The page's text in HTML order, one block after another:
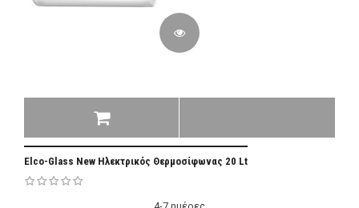
Elco-Glass New Ηλεκτρικός Θερμοσίφωνας 20 Lt